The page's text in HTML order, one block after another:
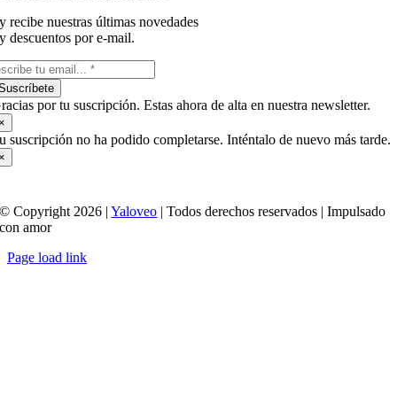
y recibe nuestras últimas novedades
y descuentos por e-mail.
por tu suscripción. Estas ahora de alta en nuestra newsletter.
suscripción no ha podido completarse. Inténtalo de nuevo más tarde.
© Copyright 2026 |Yaloveo | Todos derechos reservados | Impulsado
con amor
Page load link